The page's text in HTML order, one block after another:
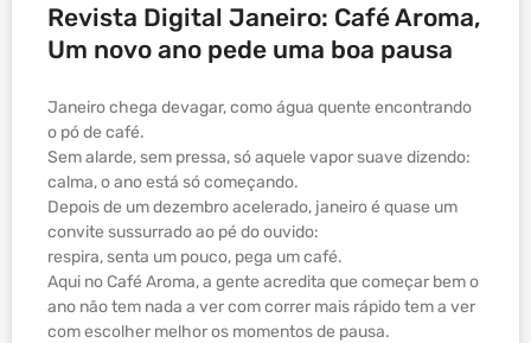
Revista Digital Janeiro: Café Aroma,
Um novo ano pede uma boa pausa
Janeiro chega devagar, como água quente encontrando
o pó de café.
Sem alarde, sem pressa, só aquele vapor suave dizendo:
calma, o ano está só começando.
Depois de um dezembro acelerado, janeiro é quase um
convite sussurrado ao pé do ouvido:
respira, senta um pouco, pega um café.
Aqui no Café Aroma, a gente acredita que começar bem o
ano não tem nada a ver com correr mais rápido tem a ver
com escolher melhor os momentos de pausa.